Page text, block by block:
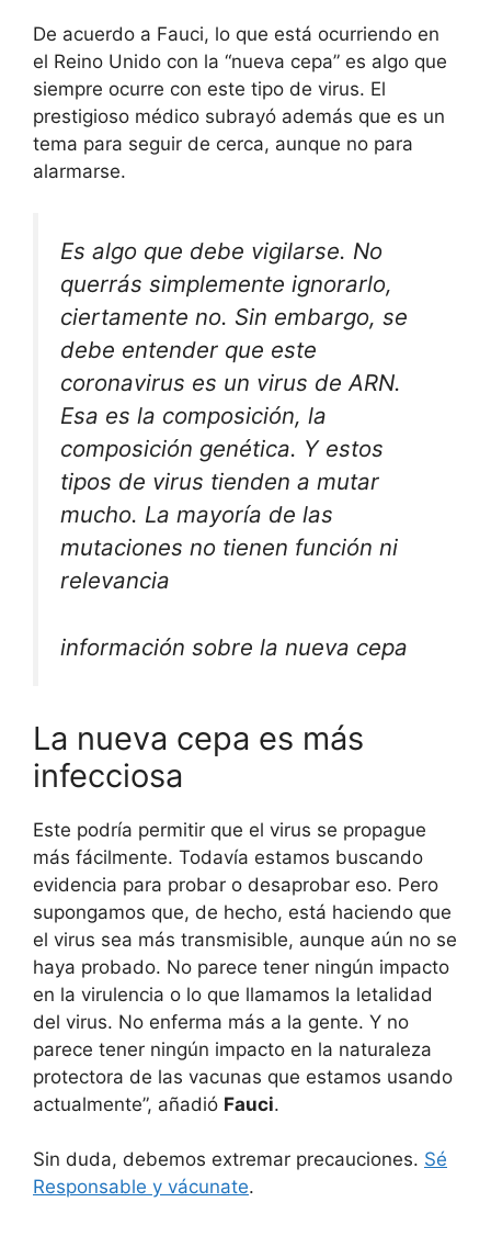
De acuerdo a Fauci, lo que está ocurriendo en
el Reino Unido con la “nueva cepa” es algo que
siempre ocurre con este tipo de virus. El
prestigioso médico subrayó además que es un
tema para seguir de cerca, aunque no para
alarmarse.
Es algo que debe vigilarse. No
querrás simplemente ignorarlo,
ciertamente no. Sin embargo, se
debe entender que este
coronavirus es un virus de ARN.
Esa es la composición, la
composición genética. Y estos
tipos de virus tienden a mutar
mucho. La mayoría de las
mutaciones no tienen función ni
relevancia
información sobre la nueva cepa
La nueva cepa es más
infecciosa
Este podría permitir que el virus se propague
más fácilmente. Todavía estamos buscando
evidencia para probar o desaprobar eso. Pero
supongamos que, de hecho, está haciendo que
el virus sea más transmisible, aunque aún no se
haya probado. No parece tener ningún impacto
en la virulencia o lo que llamamos la letalidad
del virus. No enferma más a la gente. Y no
parece tener ningún impacto en la naturaleza
protectora de las vacunas que estamos usando
actualmente”, añadió Fauci.
Sin duda, debemos extremar precauciones. Sé
Responsable y vácunate.